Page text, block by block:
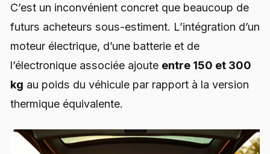
C’est un inconvénient concret que beaucoup de
futurs acheteurs sous-estiment. L’intégration d’un
moteur électrique, d’une batterie et de
l’électronique associée ajoute entre 150 et 300
kg au poids du véhicule par rapport à la version
thermique équivalente.